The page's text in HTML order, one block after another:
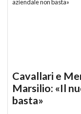
Cavallari e
Marsilio: «Il
basta»